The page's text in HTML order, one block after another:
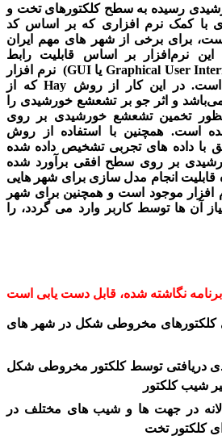
رسیده به سطح کلکتورهای تخت و
کمک نرم افزاری که بر اساس کد
برای برخی از شهر های مهم ایران
نرم‌افزار بر اساس قابلیت رابط
Graphical UserیاGUI) نرم افزار
است. در این کار از روش Hayکه از
و اثر جو بر تشعشع خورشیدی را
تخمین تشعشع خورشیدی بر روی
است. همچنین با استفاده از روش
با داده های تجربی تشخیص داده شده
بر روی سطح افقی برآورد شده
قابلیت انجام مدل سازی برای شهر هایی
افزار موجود است و همچنین برای شهر
آن ها توسط کاربر وارد می گردد، را
کلکتورهای مخروطی شکل در شهر های
دریافتی توسط کلکتور مخروطی شکل
شیب کلکتور
در جهت ها و شیب های مختلف در
کلکتور تخت